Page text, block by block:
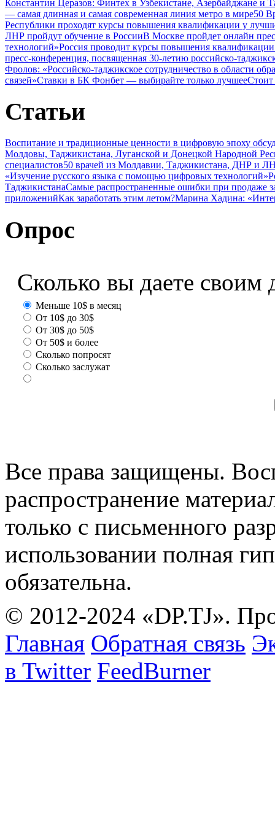
Константин Церазов: Финтех в Узбекистане, Азербайджане
— самая длинная и самая современная линия метро в мире50
Республики проходят курсы повышения квалификации у
ЛНР пройдут обучение в РоссииВ Москве пройдет онлайн
технологий»Россия проводит курсы повышения квалификации
пресс-конференция, посвященная 30-летию российско-
Фролов: «Российско-таджикское сотрудничество в области
связей»Ставки в БК Фонбет — выбирайте только лучшееСтоит
Статьи
Воспитание и традиционные ценности в цифровую эпоху
Молдовы, Таджикистана, Луганской и Донецкой Народной
специалистов50 врачей из Молдавии, Таджикистана, ДНР и
«Изучение русского языка с помощью цифровых технологий»
ТаджикистанаСамые распространенные ошибки при продаже
приложенийКак заработать этим летом?Марина Хадина:
Опрос
Сколько вы даете своим
Меньше 10$ в месяц
От 10$ до 30$
От 30$ до 50$
От 50$ и более
Сколько попросят
Сколько заслужат
Все права защищены.
распространение
только с письменного
использовании полная
обязательна.
© 2012-2024 «DP.TJ».
Главная Обратная связь
в Twitter FeedBurner